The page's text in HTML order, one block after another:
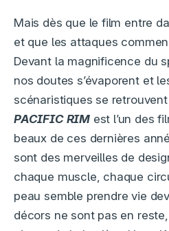
Mais dès que le film entre
et que les attaques
Devant la magnificence du
nos doutes s’évaporent et
scénaristiques se retrouvent
PACIFIC RIMest l’un des
beaux de ces dernières
sont des merveilles de
chaque muscle, chaque
peau semble prendre vie
décors ne sont pas en